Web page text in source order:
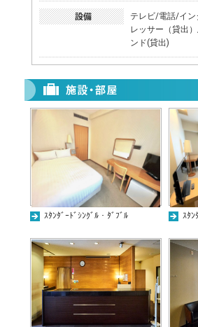
テレビ/電話/イン
レッサー（貸出
ンド(貸出)
ｽﾀﾝﾀﾞｰﾄﾞｼﾝｸﾞﾙ・ﾀﾞﾌﾞﾙ ｽﾀﾝ